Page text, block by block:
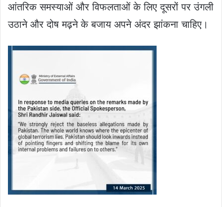
आंतरिक समस्याओं और विफलताओं के लिए दूसरों पर उंगली
उठाने और दोष मढ़ने के बजाय अपने अंदर झांकना चाहिए।